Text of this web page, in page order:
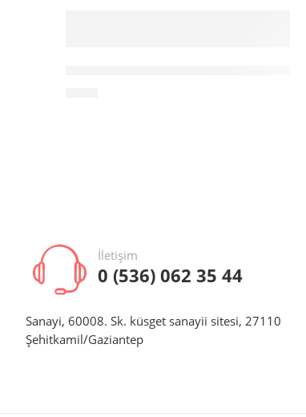
İletişim
0 (536) 062 35 44
Sanayi, 60008. Sk. küsget sanayii sitesi, 27110
Şehitkamil/Gaziantep